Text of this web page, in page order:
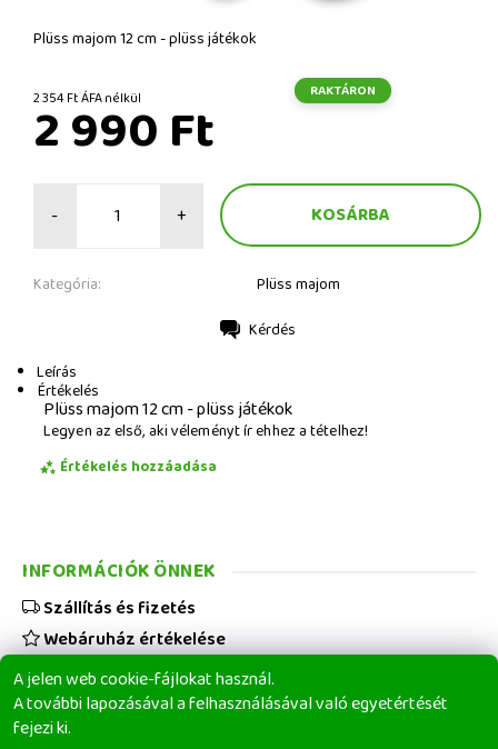
Plüss majom 12 cm - plüss játékok
2 354 Ft ÁFA nélkül RAKTÁRON
2 990 Ft
- +
Kategória: Plüss majom
Kérdés
Leírás
Értékelés
Plüss majom 12 cm - plüss játékok
Legyen az első, aki véleményt ír ehhez a tételhez!
Értékelés hozzáadása
A jelen web cookie-fájlokat használ.
A további lapozásával a felhasználásával való egyetértését
fejezi ki.
INFORMÁCIÓK ÖNNEK
Szállítás és fizetés
Webáruház értékelése
Viszonteladóknak
Üzleti feltételek
Elérhetőségeink